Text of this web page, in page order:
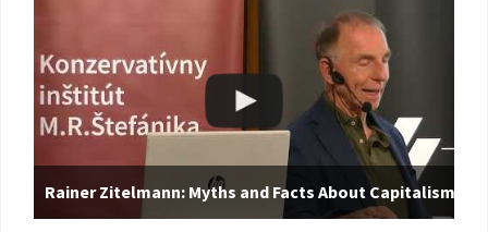
Rainer Zitelmann: Myths and Facts About Capitalism